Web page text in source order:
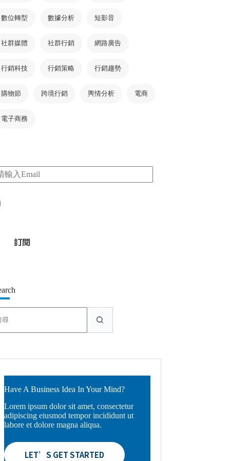
數位轉型 數據分析 短影音
社群媒體 社群行銷 網路廣告
行銷科技 行銷策略 行銷趨勢
購物節 跨境行銷 輿情分析 電商
電子商務
Have A Business Idea In Your Mind?
Lorem ipsum dolor sit amet, consectetur
adipiscing eiusmod tempor incididunt ut
labore et dolore magna aliqua.
LET’S GET STARTED